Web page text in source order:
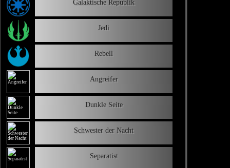
Galaktische Republik
Jedi
Rebell
Angreifer
Dunkle Seite
Schwester der Nacht
Separatist